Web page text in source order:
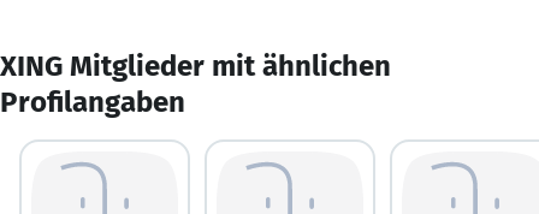
XING Mitglieder mit ähnlichen
Profilangaben